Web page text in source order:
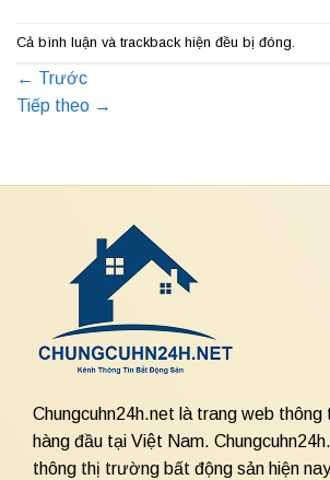
Cả bình luận và trackback hiện đều bị đóng.
← Trước
Tiếp theo →
Chungcuhn24h.net là trang web thông
hàng đầu tại Việt Nam.
thông thị trường bất động sản hiện